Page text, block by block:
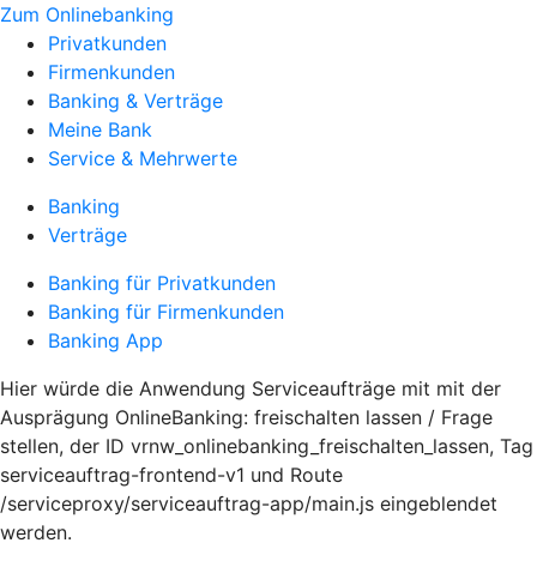
Zum Onlinebanking
Privatkunden
Firmenkunden
Banking & Verträge
Meine Bank
Service & Mehrwerte
Banking
Verträge
Banking für Privatkunden
Banking für Firmenkunden
Banking App
Hier würde die Anwendung Serviceaufträge mit mit der
Ausprägung OnlineBanking: freischalten lassen / Frage
stellen, der ID vrnw_onlinebanking_freischalten_lassen, Tag
serviceauftrag-frontend-v1 und Route
/serviceproxy/serviceauftrag-app/main.js eingeblendet
werden.